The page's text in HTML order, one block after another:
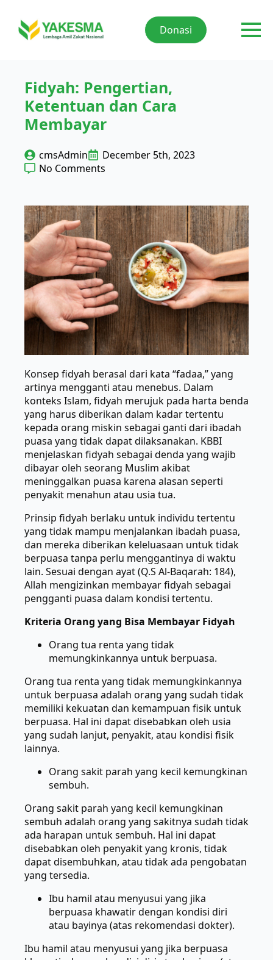
Donasi
Fidyah: Pengertian,
Ketentuan dan Cara
Membayar
cmsAdmin
December 5th, 2023
No Comments
Konsep fidyah berasal dari kata “fadaa,” yang
artinya mengganti atau menebus. Dalam
konteks Islam, fidyah merujuk pada harta benda
yang harus diberikan dalam kadar tertentu
kepada orang miskin sebagai ganti dari ibadah
puasa yang tidak dapat dilaksanakan. KBBI
menjelaskan fidyah sebagai denda yang wajib
dibayar oleh seorang Muslim akibat
meninggalkan puasa karena alasan seperti
penyakit menahun atau usia tua.
Prinsip fidyah berlaku untuk individu tertentu
yang tidak mampu menjalankan ibadah puasa,
dan mereka diberikan keleluasaan untuk tidak
berpuasa tanpa perlu menggantinya di waktu
lain. Sesuai dengan ayat (Q.S Al-Baqarah: 184),
Allah mengizinkan membayar fidyah sebagai
pengganti puasa dalam kondisi tertentu.
Kriteria Orang yang Bisa Membayar Fidyah
Orang tua renta yang tidak
memungkinkannya untuk berpuasa.
Orang tua renta yang tidak memungkinkannya
untuk berpuasa adalah orang yang sudah tidak
memiliki kekuatan dan kemampuan fisik untuk
berpuasa. Hal ini dapat disebabkan oleh usia
yang sudah lanjut, penyakit, atau kondisi fisik
lainnya.
Orang sakit parah yang kecil kemungkinan
sembuh.
Orang sakit parah yang kecil kemungkinan
sembuh adalah orang yang sakitnya sudah tidak
ada harapan untuk sembuh. Hal ini dapat
disebabkan oleh penyakit yang kronis, tidak
dapat disembuhkan, atau tidak ada pengobatan
yang tersedia.
Ibu hamil atau menyusui yang jika
berpuasa khawatir dengan kondisi diri
atau bayinya (atas rekomendasi dokter).
Ibu hamil atau menyusui yang jika berpuasa